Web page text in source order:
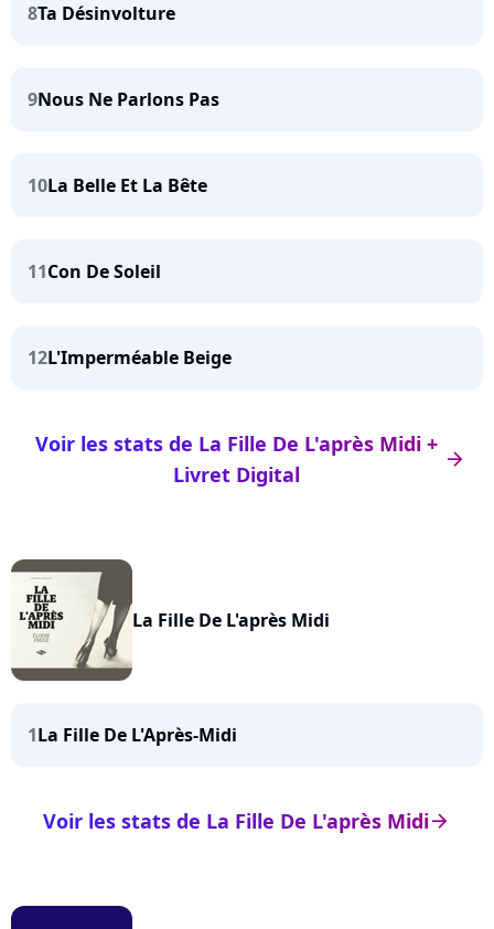
8Ta Désinvolture
9Nous Ne Parlons Pas
10La Belle Et La Bête
11Con De Soleil
12L'Imperméable Beige
arrow_right
Voir les stats de La Fille De L'après Midi +
Livret Digital
La Fille De L'après Midi
1La Fille De L'Après-Midi
arrow_right
Voir les stats de La Fille De L'après Midi